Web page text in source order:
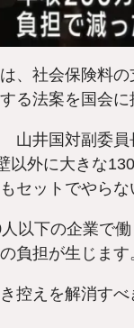
、社会保険料
する法案を国会に
山井国対副委員
以外に大きな
セットでやらな
以下の企業で
負担が生じます
控えを解消す